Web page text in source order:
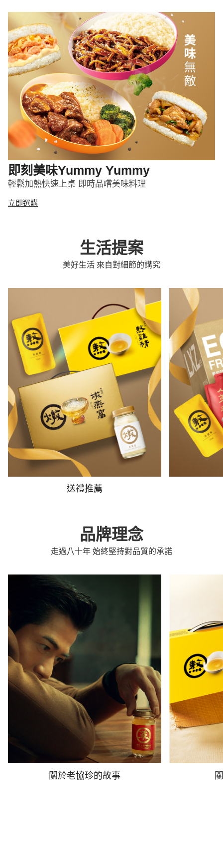
即刻美味Yummy Yummy
輕鬆加熱快速上桌 即時品嚐美味料理
立即選購
生活提案
美好生活 來自對細節的講究
送禮推薦
品牌理念
走過八十年 始終堅持對品質的承諾
關於老協珍的故事